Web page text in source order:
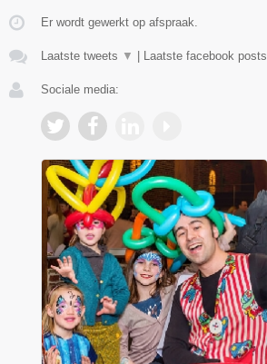
Er wordt gewerkt op afspraak.
Laatste tweets ▼ Laatste facebook posts
Sociale media: